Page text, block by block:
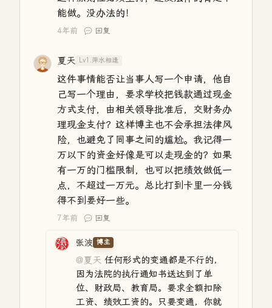
能做。没办法的！
4年前 回复
夏天 Lv1.萍水相逢
这件事情能否让当事人写一个申请，他自
己写一个理由，要求学校把钱款通过现金
方式支付，由相关领导批准后，交财务办
理现金支付？这样博主也不会承担法律风
险，也避免了同事之间的尴尬。我记得一
万以下的资金好像是可以走现金的？如果
有一万的门槛限制，也可以把绩效做低一
点，不超过一万元。总比打到卡里一分钱
得不到要好一些。
7年前 回复
张波 博主
@夏天 任何形式的变通都是不行的，
因为法院的执行通知书送达到了单
位、财政局、教育局。要求全额扣除
工资、绩效工资的。只要变通，你就